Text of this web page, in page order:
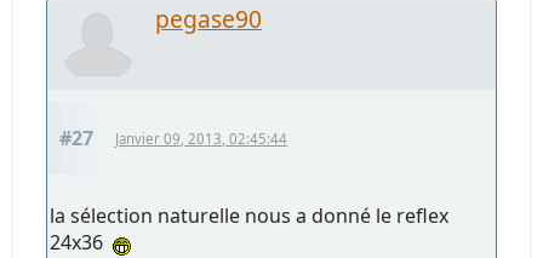
pegase90
#27 Janvier 09, 2013, 02:45:44
la sélection naturelle nous a donné le reflex
24x36